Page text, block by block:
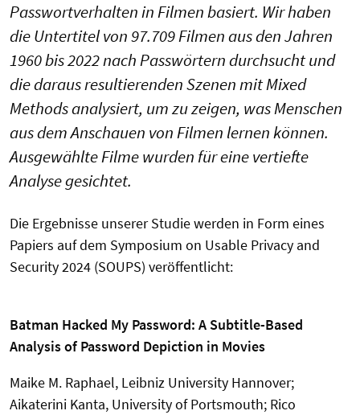
Passwortverhalten in Filmen basiert. Wir haben
die Untertitel von 97.709 Filmen aus den Jahren
1960 bis 2022 nach Passwörtern durchsucht und
die daraus resultierenden Szenen mit Mixed
Methods analysiert, um zu zeigen, was Menschen
aus dem Anschauen von Filmen lernen können.
Ausgewählte Filme wurden für eine vertiefte
Analyse gesichtet.
Die Ergebnisse unserer Studie werden in Form eines
Papiers auf dem Symposium on Usable Privacy and
Security 2024 (SOUPS) veröffentlicht:
Batman Hacked My Password: A Subtitle-Based
Analysis of Password Depiction in Movies
Maike M. Raphael, Leibniz University Hannover;
Aikaterini Kanta, University of Portsmouth; Rico